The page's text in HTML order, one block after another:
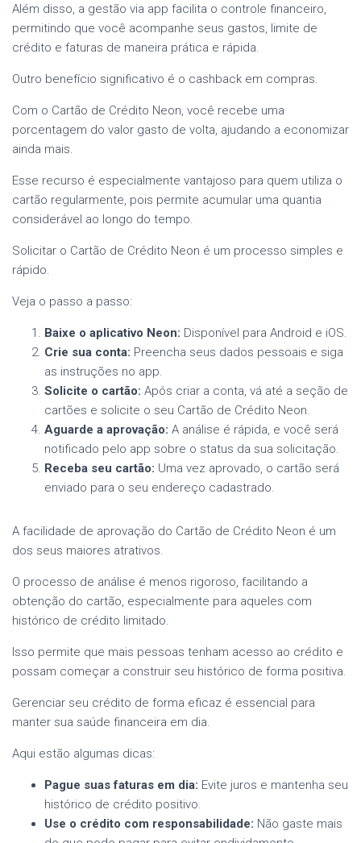
Além disso, a gestão via app facilita o controle financeiro,
permitindo que você acompanhe seus gastos, limite de
crédito e faturas de maneira prática e rápida.
Outro benefício significativo é o cashback em compras.
Com o Cartão de Crédito Neon, você recebe uma
porcentagem do valor gasto de volta, ajudando a economizar
ainda mais.
Esse recurso é especialmente vantajoso para quem utiliza o
cartão regularmente, pois permite acumular uma quantia
considerável ao longo do tempo.
Solicitar o Cartão de Crédito Neon é um processo simples e
rápido.
Veja o passo a passo:
Baixe o aplicativo Neon: Disponível para Android e iOS.
Crie sua conta: Preencha seus dados pessoais e siga
as instruções no app.
Solicite o cartão: Após criar a conta, vá até a seção de
cartões e solicite o seu Cartão de Crédito Neon.
Aguarde a aprovação: A análise é rápida, e você será
notificado pelo app sobre o status da sua solicitação.
Receba seu cartão: Uma vez aprovado, o cartão será
enviado para o seu endereço cadastrado.
A facilidade de aprovação do Cartão de Crédito Neon é um
dos seus maiores atrativos.
O processo de análise é menos rigoroso, facilitando a
obtenção do cartão, especialmente para aqueles com
histórico de crédito limitado.
Isso permite que mais pessoas tenham acesso ao crédito e
possam começar a construir seu histórico de forma positiva.
Gerenciar seu crédito de forma eficaz é essencial para
manter sua saúde financeira em dia.
Aqui estão algumas dicas:
Pague suas faturas em dia: Evite juros e mantenha seu
histórico de crédito positivo.
Use o crédito com responsabilidade: Não gaste mais